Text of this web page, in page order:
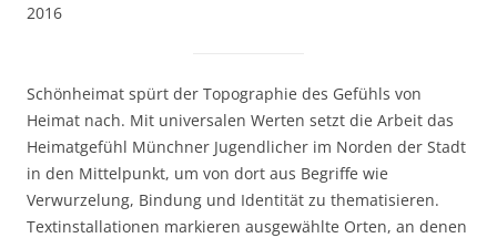
2016
Schönheimat spürt der Topographie des Gefühls von
Heimat nach. Mit universalen Werten setzt die Arbeit das
Heimatgefühl Münchner Jugendlicher im Norden der Stadt
in den Mittelpunkt, um von dort aus Begriffe wie
Verwurzelung, Bindung und Identität zu thematisieren.
Textinstallationen markieren ausgewählte Orten, an denen